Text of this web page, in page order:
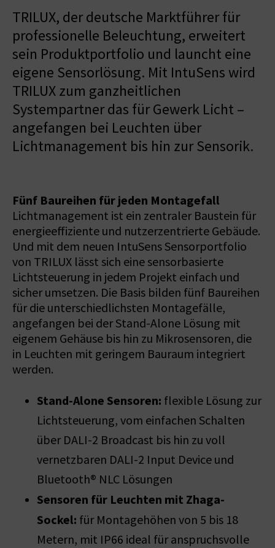
TRILUX, der deutsche Marktführer für
professionelle Beleuchtung, erweitert
sein Produktportfolio und launcht eine
eigene Sensorlösung. Mit IntuSens wird
TRILUX zum ganzheitlichen
Systempartner das für Gewerk Licht –
angefangen bei Leuchten über
Lichtmanagement bis hin zur Sensorik.
Fünf Baureihen für jeden Montagefall
Lichtmanagement ist ein zentraler Baustein für
energieeffiziente und nutzerzentrierte Gebäude.
Und mit dem neuen IntuSens Sensorportfolio
von TRILUX lässt sich eine sensorbasierte
Lichtsteuerung in jedem Projekt einfach und
sicher umsetzen. Die Basis bilden fünf Baureihen
für die unterschiedlichsten Montagefälle,
angefangen bei der Stand-Alone Lösung mit
eigenem Gehäuse bis hin zu Mikrosensoren, die
in Leuchten mit geringem Bauraum integriert
werden.
Stand-Alone Sensoren: flexible Lösung zur
Lichtsteuerung, vom einfachen Schalten
über DALI-2 Broadcast bis hin zu voll
vernetzbaren DALI-2 Input Device und
Bluetooth® NLC Lösungen
Sensoren für Leuchten mit Zhaga-
Sockel: für Montagehöhen von 5 bis 18
Metern, mit IP66 ideal für anspruchsvolle